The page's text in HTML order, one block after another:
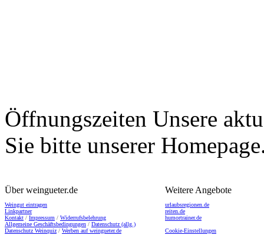
Öffnungszeiten Unsere
Sie bitte unserer
Über weingueter.de
Weingut eintragen
Linkpartner
Kontakt / Impressum / Widerrufsbelehrung
Allgemeine Geschäftsbedingungen / Datenschutz (allg.)
Datenschutz Weinquiz / Werben auf weingueter.de
Weitere Angebote
urlaubsregionen.de
reiten.de
humortrainer.de
Cookie-Einstellungen